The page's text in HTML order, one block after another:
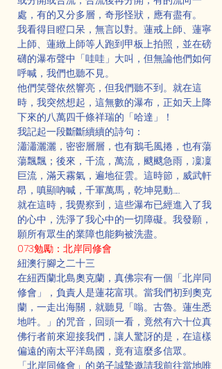
處，有的又分多層，奇形怪狀，應有盡有。
我看得目瞪口呆，無言以對。蓮戒上師、蓮寧
上師、蓮緻上師等人跑到甲板上拍照，並在磅
礴的瀑布聲中「哇哇」大叫，但無論他們如何
呼喊，我們也聽不見。
他們笑聲依然響亮，但我們聽不到。就在這
時，我突然想起，這無數的瀑布，正如天上降
下來的八萬四千條祥瑞的「哈達」！
我記起一段斷斷續續的詩句：
瀟瀟灑灑，密密層層，也有鵝毛風捲，也有蕩
蕩飄飄；後來，千流，萬流，颼颼急雨，凜凜
巨流，滿天霧氣，遍地征雲。這時節，威武軒
昂，嗔顯吶喊，千軍萬馬，乾坤晃動……
就在這時，我覺察到，這些瀑布已經進入了我
的心中，洗淨了我心中的一切障礙。我發願，
願所有眾生的業障也能夠被洗盡。
073勉勵：北岸同修會
紐澳行腳之二十三
在紐西蘭北島奧克蘭，真佛宗有一個「北岸同
修會」，負責人是蓮花富琪。當我們初到奧克
蘭，一走出海關，就聽見「嗡。古魯。蓮生悉
地吽。」的咒音，回頭一看，竟然有六十位真
佛行者前來迎接我們，讓人驚訝的是，在這樣
偏遠的南太平洋島國，竟有這麼多信眾。
「北岸同修會」的弟子誠摯邀請我前往當地唯